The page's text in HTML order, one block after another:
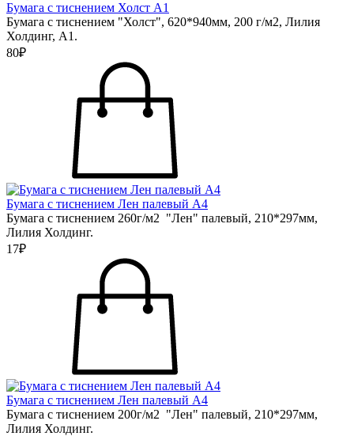
Бумага с тиснением Холст А1
Бумага с тиснением "Холст", 620*940мм, 200 г/м2, Лилия
Холдинг, А1.
80₽
Бумага с тиснением Лен палевый А4
Бумага с тиснением 260г/м2 "Лен" палевый, 210*297мм,
Лилия Холдинг.
17₽
Бумага с тиснением Лен палевый А4
Бумага с тиснением 200г/м2 "Лен" палевый, 210*297мм,
Лилия Холдинг.